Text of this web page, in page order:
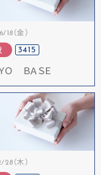
（金）
3415
ＹＯ ＢＡＳＥ
（木）